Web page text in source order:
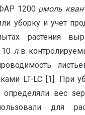
1200 μмоль
уборку и учет
растения
лв
LT-LC [1]. При
вес
для